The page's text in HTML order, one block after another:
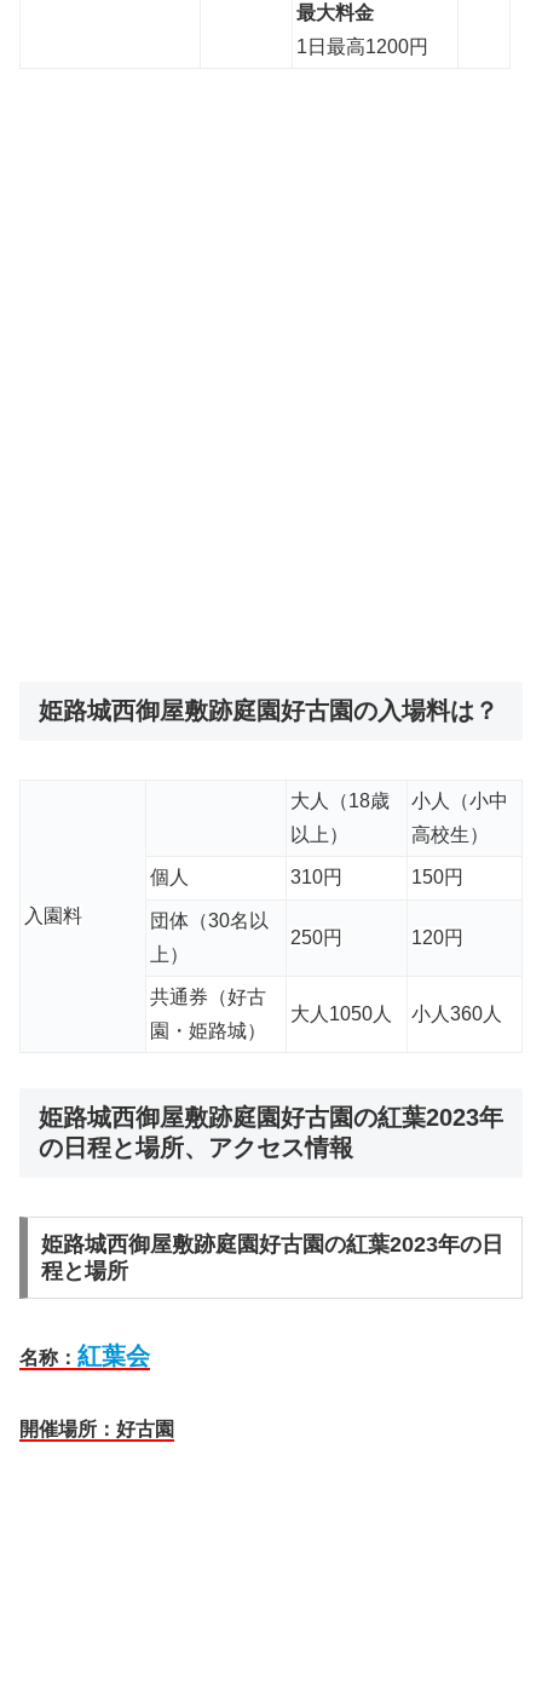
最大料金
1日最高1200円
姫路城西御屋敷跡庭園好古園の入場料は？
入園料
大人（18歳
以上）
小人（小中
高校生）
個人 310円 150円
団体（30名以
上）
250円 120円
共通券（好古
園・姫路城）
大人1050人 小人360人
姫路城西御屋敷跡庭園好古園の紅葉2023年
の日程と場所、アクセス情報
姫路城西御屋敷跡庭園好古園の紅葉2023年の日
程と場所
名称： 紅葉会
開催場所：好古園